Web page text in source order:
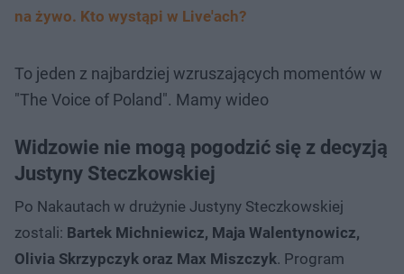
na żywo. Kto wystąpi w Live'ach?
To jeden z najbardziej wzruszających momentów w
"The Voice of Poland". Mamy wideo
Widzowie nie mogą pogodzić się z decyzją
Justyny Steczkowskiej
Po Nakautach w drużynie Justyny Steczkowskiej
zostali: Bartek Michniewicz, Maja Walentynowicz,
Olivia Skrzypczyk oraz Max Miszczyk. Program